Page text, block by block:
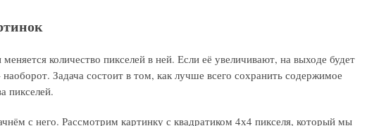
количество пикселей в ней. Если её увеличивают, на выходе будет
Задача состоит в том, как лучше всего сохранить содержимое
пикселей.
с него. Рассмотрим картинку с квадратиком 4х4 пикселя, который мы